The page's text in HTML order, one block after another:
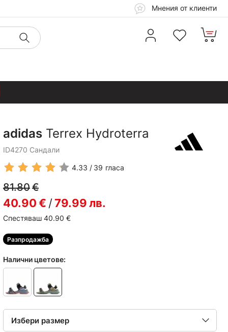
Мнения от клиенти
adidas Terrex Hydroterra
ID4270 Сандали
4.33 39 гласа
81.80€
40.90€ /79.99лв.
Спестяваш 40.90 €
Разпродажба
Налични цветове: